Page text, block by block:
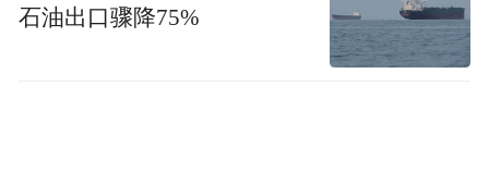
石油出口骤降75%